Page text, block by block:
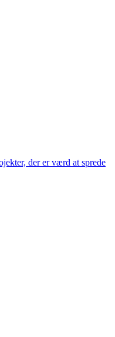
der er værd at sprede